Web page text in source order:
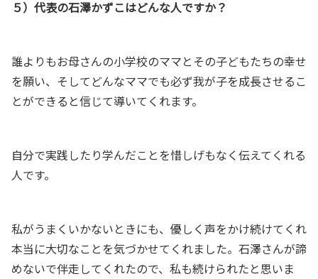
５）代表の石澤かずこはどんな人ですか？
誰よりもお母さんの小学校のママとその子どもたちの幸せ
を願い、そしてどんなママでも必ず我が子を成長させるこ
とができると信じて導いてくれます。
自分で実践したり学んだことを惜しげもなく伝えてくれる
人です。
私がうまくいかないときにも、優しく声をかけ続けてくれ
本当に大切なことを気づかせてくれました。石澤さんが諦
めないで伴走してくれたので、私も続けられたと思いま